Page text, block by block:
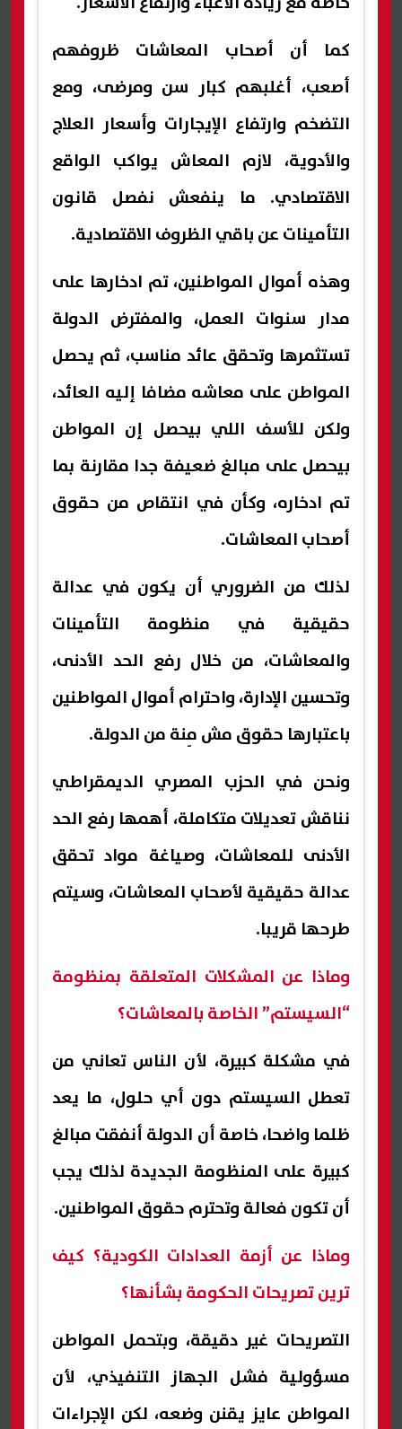
كما أن أصحاب المعاشات ظروفهم
أصعب، أغلبهم كبار سن ومرضى، ومع
التضخم وارتفاع الإيجارات وأسعار العلاج
والأدوية، لازم المعاش يواكب الواقع
الاقتصادي. ما ينفعش نفصل قانون
التأمينات عن باقي الظروف الاقتصادية.
وهذه أموال المواطنين، تم ادخارها على
مدار سنوات العمل، والمفترض الدولة
تستثمرها وتحقق عائد مناسب، ثم يحصل
المواطن على معاشه مضافا إليه العائد،
ولكن للأسف اللي بيحصل إن المواطن
بيحصل على مبالغ ضعيفة جدا مقارنة بما
تم ادخاره، وكأن في انتقاص من حقوق
أصحاب المعاشات.
لذلك من الضروري أن يكون في عدالة
حقيقية في منظومة التأمينات
والمعاشات، من خلال رفع الحد الأدنى،
وتحسين الإدارة، واحترام أموال المواطنين
باعتبارها حقوق مش مِنة من الدولة.
ونحن في الحزب المصري الديمقراطي
نناقش تعديلات متكاملة، أهمها رفع الحد
الأدنى للمعاشات، وصياغة مواد تحقق
عدالة حقيقية لأصحاب المعاشات، وسيتم
طرحها قريبا.
وماذا عن المشكلات المتعلقة بمنظومة
“السيستم” الخاصة بالمعاشات؟
في مشكلة كبيرة، لأن الناس تعاني من
تعطل السيستم دون أي حلول، ما يعد
ظلما واضحا، خاصة أن الدولة أنفقت مبالغ
كبيرة على المنظومة الجديدة لذلك يجب
أن تكون فعالة وتحترم حقوق المواطنين.
وماذا عن أزمة العدادات الكودية؟ كيف
ترين تصريحات الحكومة بشأنها؟
التصريحات غير دقيقة، وبتحمل المواطن
مسؤولية فشل الجهاز التنفيذي، لأن
المواطن عايز يقنن وضعه، لكن الإجراءات